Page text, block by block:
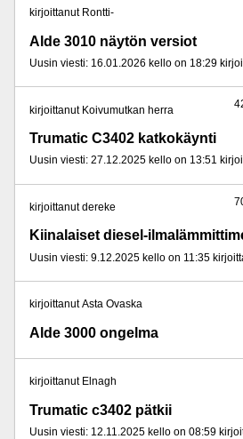
kirjoittanut Rontti-
Alde 3010 näytön versiot
Uusin viesti: 16.01.2026 kello on 18:29
kirjoittanut Koivumutkan herra
Trumatic C3402 katkokäynti
Uusin viesti: 27.12.2025 kello on 13:51
kirjoittanut dereke
Uusin viesti: 9.12.2025 kello on 11:35
kirjoittanut Asta Ovaska
Alde 3000 ongelma
kirjoittanut Elnagh
Trumatic c3402 pätkii
Uusin viesti: 12.11.2025 kello on 08:59